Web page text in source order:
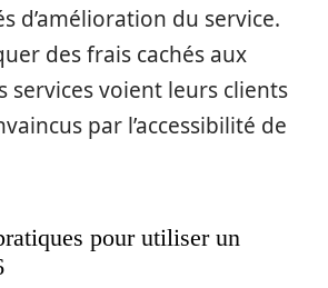
d’amélioration du service.
des frais cachés aux
services voient leurs clients
par l’accessibilité de
pour utiliser un